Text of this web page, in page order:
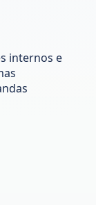
internos e